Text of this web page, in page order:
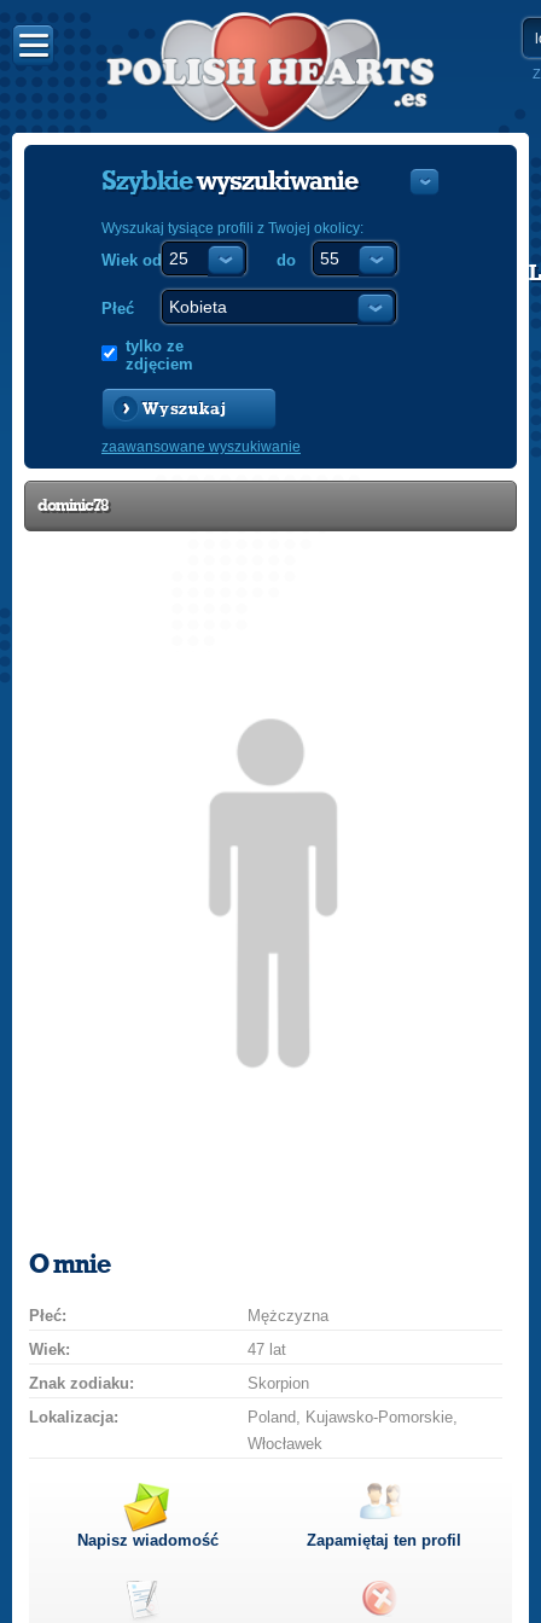
POLISH
Szybkiewyszukiwanie
Wyszukaj tysiące profili z Twojej okolicy:
Wiek od do
Płeć
tylko ze
zdjęciem
Wyszukaj
zaawansowane wyszukiwanie
dominic78
O mnie
Płeć:
Mężczyzna
Wiek:
47 lat
Znak zodiaku:
Skorpion
Lokalizacja:
Poland, Kujawsko-Pomorskie,
Włocławek
Napisz wiadomość Zapamiętaj ten profil